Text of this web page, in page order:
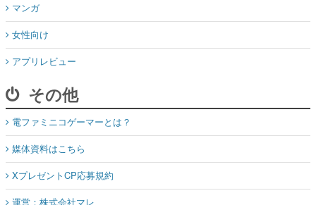
マンガ
女性向け
アプリレビュー
その他
電ファミニコゲーマーとは？
媒体資料はこちら
XプレゼントCP応募規約
運営：株式会社マレ